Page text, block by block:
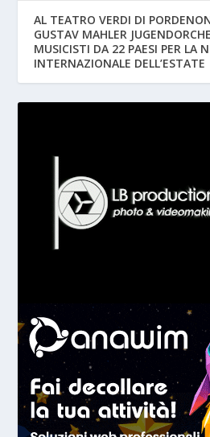
AL TEATRO VERDI DI
GUSTAV MAHLER
MUSICISTI DA 22 PAESI PER LA
INTERNAZIONALE DELL’ESTATE